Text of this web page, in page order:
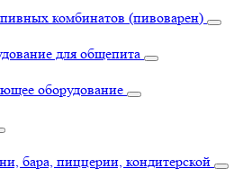
комбинатов (пивоварен)
для общепита
оборудование
бара, пиццерии, кондитерской